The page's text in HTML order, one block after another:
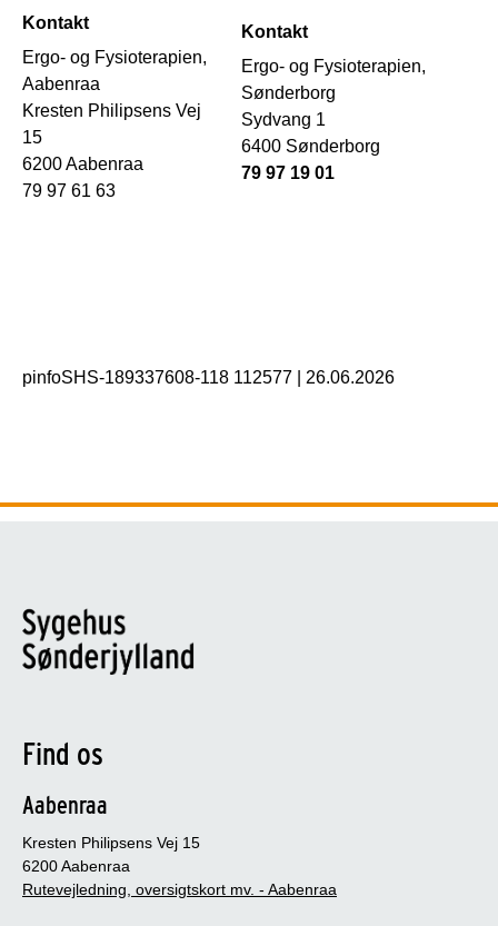
Kontakt
Ergo- og Fysioterapien,
Aabenraa
Kresten Philipsens Vej
15
6200 Aabenraa
79 97 61 63
Kontakt
Ergo- og Fysioterapien,
Sønderborg
Sydvang 1
6400 Sønderborg
79 97 19 01
pinfoSHS-189337608-118 112577 26.06.2026
Find os
Aabenraa
Kresten Philipsens Vej 15
6200 Aabenraa
Rutevejledning, oversigtskort mv. - Aabenraa